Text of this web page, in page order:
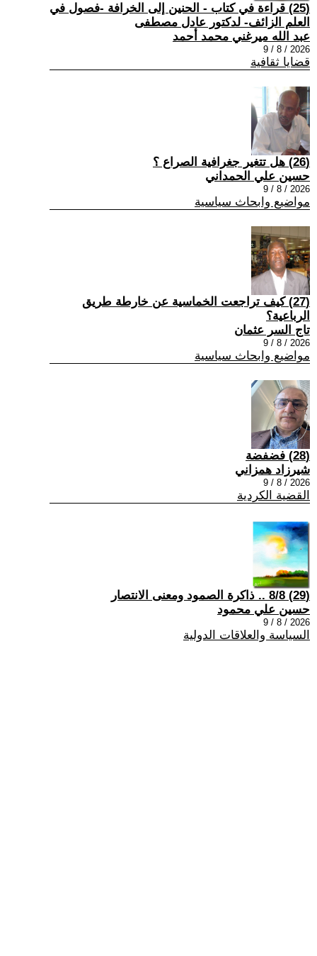
(25) قراءة في كتاب - الحنين إلى الخرافة -فصول في
العلم الزائف- لدكتور عادل مصطفى
عبد الله ميرغني محمد أحمد
2026 / 8 / 9
قضايا ثقافية
(26) هل تتغير جغرافية الصراع ؟
حسين علي الحمداني
2026 / 8 / 9
مواضيع وابحاث سياسية
(27) كيف تراجعت الخماسية عن خارطة طريق
الرباعية؟
تاج السر عثمان
2026 / 8 / 9
مواضيع وابحاث سياسية
(28) فضفضة
شيرزاد همزاني
2026 / 8 / 9
القضية الكردية
(29) 8/8 .. ذاكرة الصمود ومعنى الانتصار
حسين علي محمود
2026 / 8 / 9
السياسة والعلاقات الدولية